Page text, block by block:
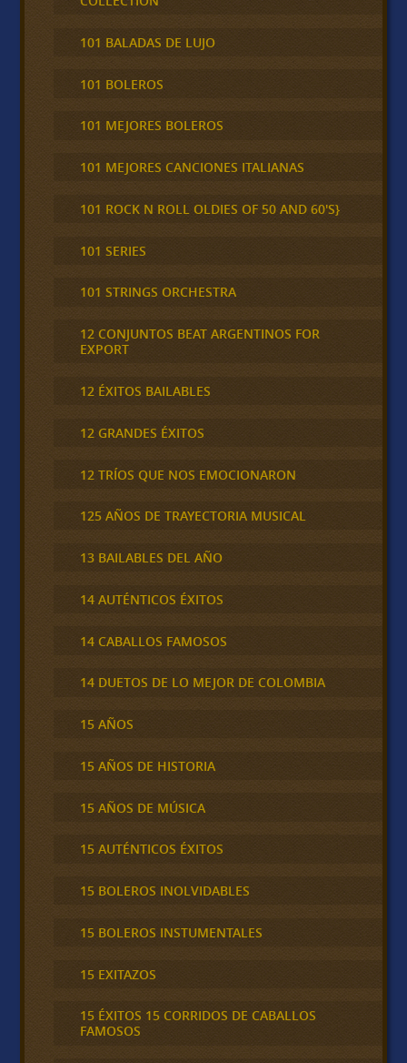
101 BALADAS DE LUJO
101 BOLEROS
101 MEJORES BOLEROS
101 MEJORES CANCIONES ITALIANAS
101 ROCK N ROLL OLDIES OF 50 AND 60'S}
101 SERIES
101 STRINGS ORCHESTRA
12 CONJUNTOS BEAT ARGENTINOS FOR
EXPORT
12 ÉXITOS BAILABLES
12 GRANDES ÉXITOS
12 TRÍOS QUE NOS EMOCIONARON
125 AÑOS DE TRAYECTORIA MUSICAL
13 BAILABLES DEL AÑO
14 AUTÉNTICOS ÉXITOS
14 CABALLOS FAMOSOS
14 DUETOS DE LO MEJOR DE COLOMBIA
15 AÑOS
15 AÑOS DE HISTORIA
15 AÑOS DE MÚSICA
15 AUTÉNTICOS ÉXITOS
15 BOLEROS INOLVIDABLES
15 BOLEROS INSTUMENTALES
15 EXITAZOS
15 ÉXITOS 15 CORRIDOS DE CABALLOS
FAMOSOS